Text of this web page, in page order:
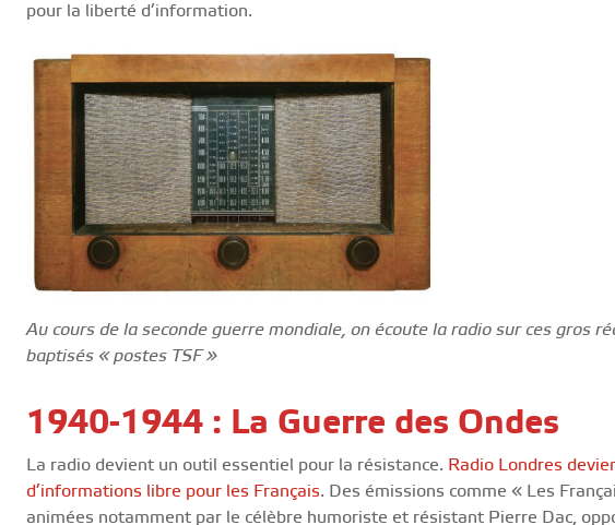
pour la liberté d’information.
Au cours de la seconde guerre mondiale, on écoute la radio sur ces gros
baptisés « postes TSF »
1940-1944 : La Guerre des Ondes
La radio devient un outil essentiel pour la résistance. Radio Londres
d’informations libre pour les Français. Des émissions comme « Les
animées notamment par le célèbre humoriste et résistant Pierre Dac,